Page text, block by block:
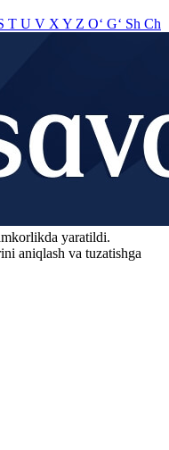
T U V X Y Z O‘ G‘ Sh Ch
yaratildi.
aniqlash va tuzatishga